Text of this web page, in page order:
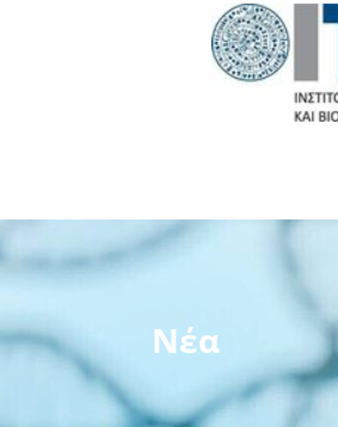
Νέα